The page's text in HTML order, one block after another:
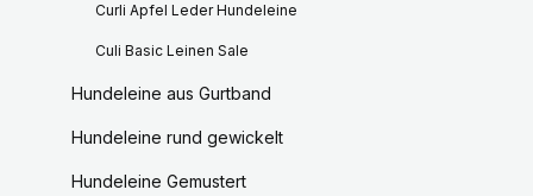
Curli Apfel Leder Hundeleine
Culi Basic Leinen Sale
Hundeleine aus Gurtband
Hundeleine rund gewickelt
Hundeleine Gemustert